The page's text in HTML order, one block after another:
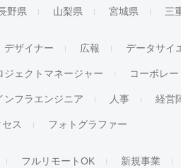
野県 山梨県 宮城県 三
デザイナー 広報 データサイ
ジェクトマネージャー コーポレ
ンフラエンジニア 人事 経営
ス フォトグラファー
フルリモートOK 新規事業